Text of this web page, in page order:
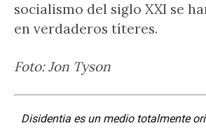
socialismo del siglo XXI se
en verdaderos títeres.
Foto: Jon Tyson
Disidentia es un medio totalmente